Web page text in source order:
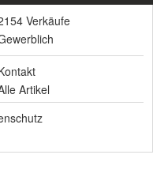
Verkäufe
Artikel